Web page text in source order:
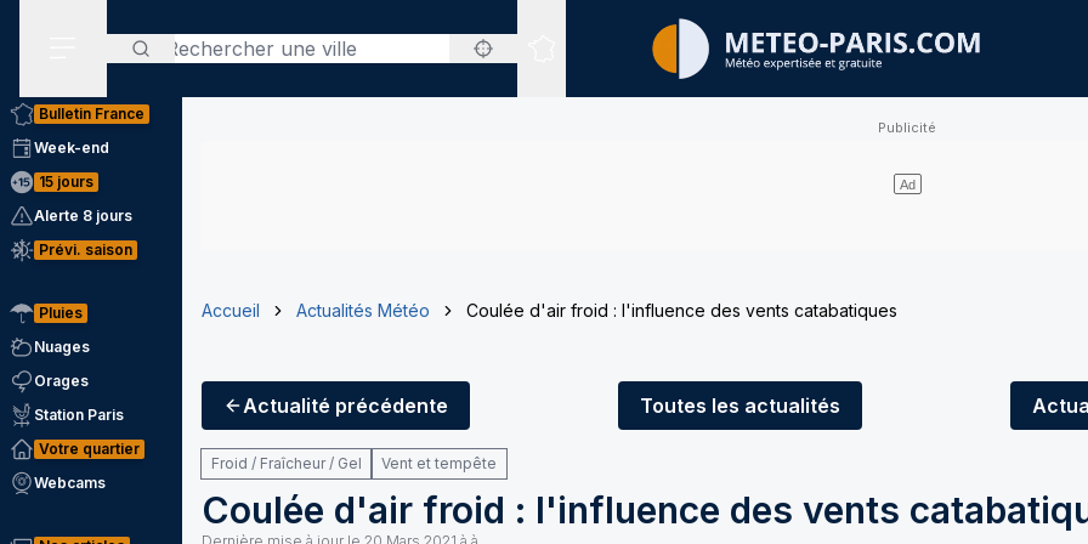
Rechercher
Sites expertisés
Bulletin France
Week-end
15 jours
Alerte 8 jours
Prévi. saison
Pluies
Nuages
Orages
Station Paris
Votre quartier
Webcams
Accueil Actualités Météo Coulée d'air froid : l'influence des vents catabatiques
Actualité précédente Toutes les actualités
Froid / Fraîcheur / Gel Vent et tempête
Coulée d'air froid : l'influence des vents